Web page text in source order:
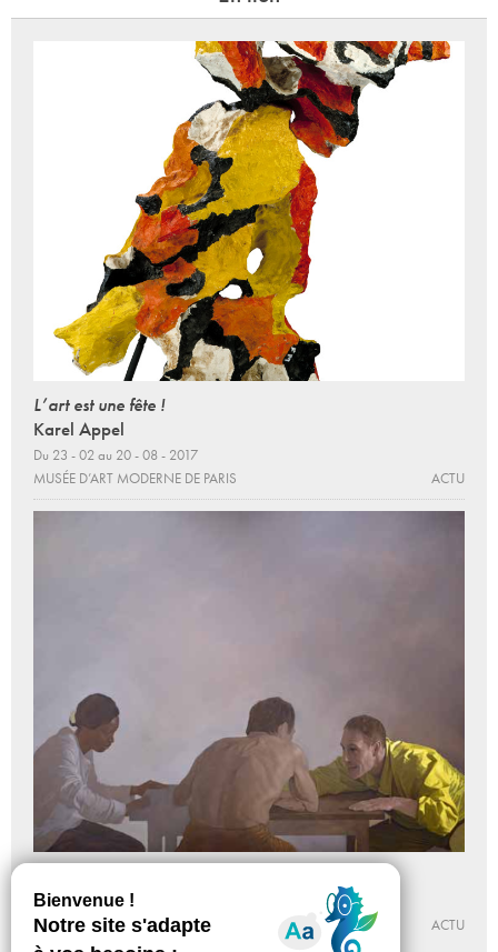
L’art est une fête !
Karel Appel
Du 23 - 02 au 20 - 08 - 2017
MUSÉE D’ART MODERNE DE PARIS
ACTU
Du 24 - 03 au 24 - 04 - 2022
BEAUX-ARTS DE PARIS
ACTU